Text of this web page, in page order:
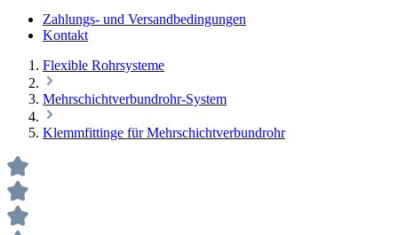
Zahlungs- und Versandbedingungen
Kontakt
Flexible Rohrsysteme
Mehrschichtverbundrohr-System
Klemmfittinge für Mehrschichtverbundrohr